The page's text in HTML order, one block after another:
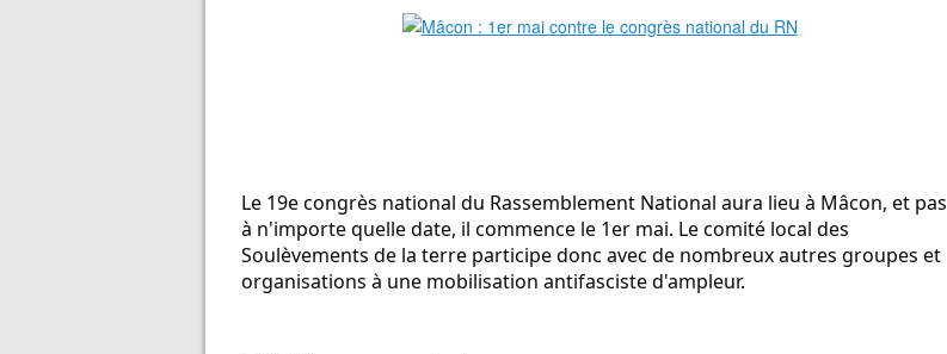
Le 19e congrès national du Rassemblement National aura lieu à Mâcon, et pas
à n'importe quelle date, il commence le 1er mai. Le comité local des
Soulèvements de la terre participe donc avec de nombreux autres groupes et
organisations à une mobilisation antifasciste d'ampleur.